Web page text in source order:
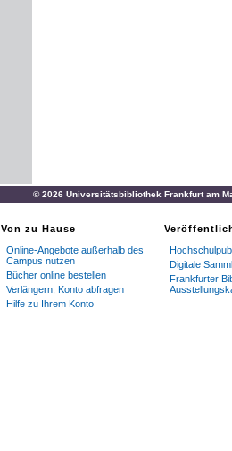
© 2026 Universitätsbibliothek Frankfurt am
Von zu Hause
Online-Angebote außerhalb des
Campus nutzen
Bücher online bestellen
Verlängern, Konto abfragen
Hilfe zu Ihrem Konto
Digitale
Frankfurter